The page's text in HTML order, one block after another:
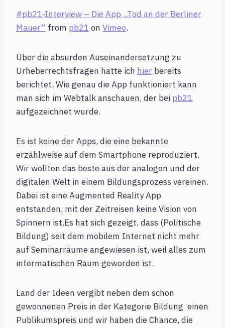
#pb21-Interview – Die App „Tod an der Berliner
Mauer“ from pb21 on Vimeo.
Über die absurden Auseinandersetzung zu
Urheberrechtsfragen hatte ich hier bereits
berichtet. Wie genau die App funktioniert kann
man sich im Webtalk anschauen, der bei pb21
aufgezeichnet wurde.
Es ist keine der Apps, die eine bekannte
erzählweise auf dem Smartphone reproduziert.
Wir wollten das beste aus der analogen und der
digitalen Welt in einem Bildungsprozess vereinen.
Dabei ist eine Augmented Reality App
entstanden, mit der Zeitreisen keine Vision von
Spinnern ist.Es hat sich gezeigt, dass (Politische
Bildung) seit dem mobilem Internet nicht mehr
auf Seminarräume angewiesen ist, weil alles zum
informatischen Raum geworden ist.
Land der Ideen vergibt neben dem schon
gewonnenen Preis in der Kategorie Bildung einen
Publikumspreis und wir haben die Chance, die